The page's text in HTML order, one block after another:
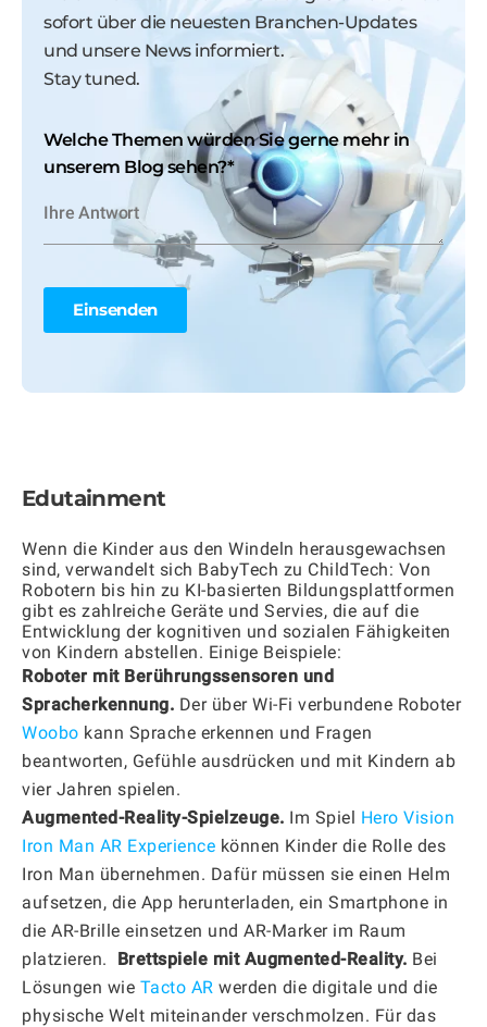
sofort über die neuesten Branchen-Updates
und unsere News informiert.
Stay tuned.
Welche Themen würden Sie gerne mehr in
unserem Blog sehen?*
Edutainment
Wenn die Kinder aus den Windeln herausgewachsen
sind, verwandelt sich BabyTech zu ChildTech: Von
Robotern bis hin zu KI-basierten Bildungsplattformen
gibt es zahlreiche Geräte und Servies, die auf die
Entwicklung der kognitiven und sozialen Fähigkeiten
von Kindern abstellen. Einige Beispiele:
Roboter mit Berührungssensoren und
Spracherkennung. Der über Wi-Fi verbundene Roboter
Woobo kann Sprache erkennen und Fragen
beantworten, Gefühle ausdrücken und mit Kindern ab
vier Jahren spielen.
Augmented-Reality-Spielzeuge. Im Spiel Hero Vision
Iron Man AR Experience können Kinder die Rolle des
Iron Man übernehmen. Dafür müssen sie einen Helm
aufsetzen, die App herunterladen, ein Smartphone in
die AR-Brille einsetzen und AR-Marker im Raum
platzieren. Brettspiele mit Augmented-Reality. Bei
Lösungen wie Tacto AR werden die digitale und die
physische Welt miteinander verschmolzen. Für das